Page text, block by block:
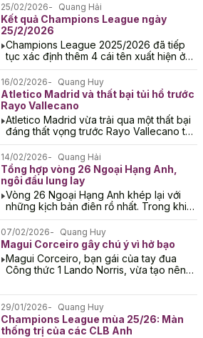
25/02/2026 Quang Hải
Kết quả Champions League ngày
25/2/2026
Champions League 2025/2026 đã tiếp
tục xác định thêm 4 cái tên xuất hiện ở
vòng 1/8. Cùng Bongdaso điểm lại
những đội bóng đã...
16/02/2026 Quang Huy
Atletico Madrid và thất bại tủi hổ trước
Rayo Vallecano
Atletico Madrid vừa trải qua một thất bại
đáng thất vọng trước Rayo Vallecano tại
La Liga, một dấu hiệu báo động cho tâm
lý...
14/02/2026 Quang Hải
Tổng hợp vòng 26 Ngoại Hạng Anh,
ngôi đầu lung lay
Vòng 26 Ngoại Hạng Anh khép lại với
những kịch bản điên rồ nhất. Trong khi
các đại diện London như Arsenal và
Chelsea đồng...
07/02/2026 Quang Huy
Magui Corceiro gây chú ý vì hở bạo
Magui Corceiro, bạn gái của tay đua
Công thức 1 Lando Norris, vừa tạo nên
những hình...
29/01/2026 Quang Huy
Champions League mùa 25/26: Màn
thống trị của các CLB Anh